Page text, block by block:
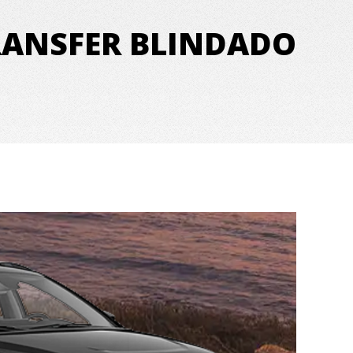
BLINDADO